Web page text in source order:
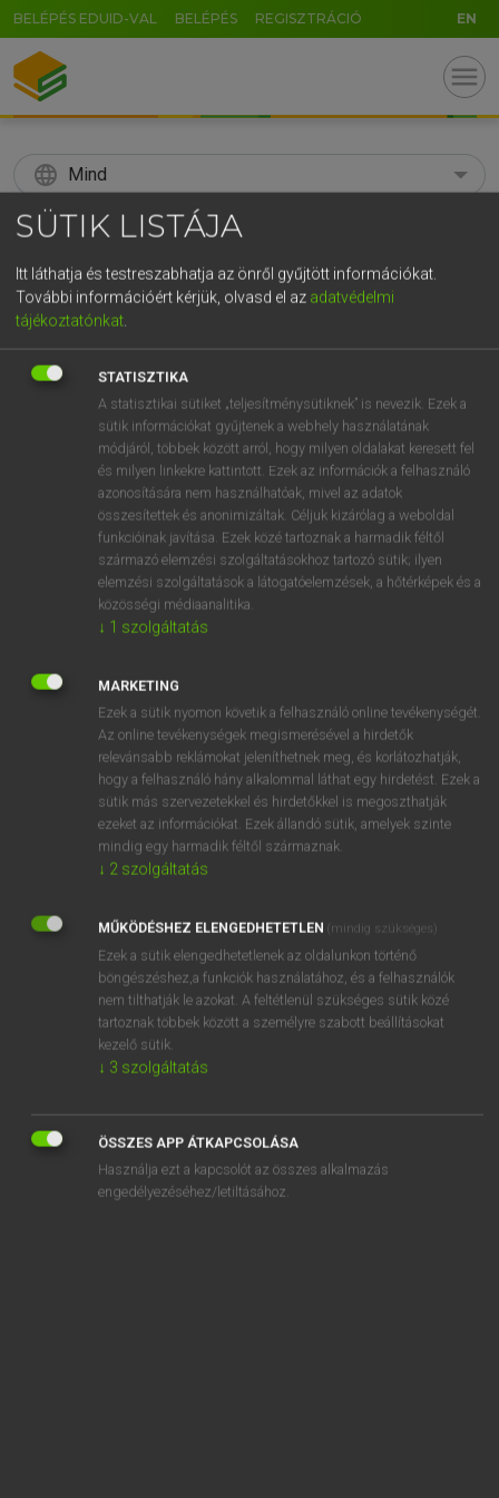
BELÉPÉS EDUID-VAL BELÉPÉS REGISZTRÁCIÓ EN
menu
language Mind
search
KERESÉS
Díjmentes angol szótár
zygodactyl mn/fn kúszólábú
⚲ zygodactylkeresése szótárainkban
DÍJMENTES ANGOL SZÓTÁR
zűrzavar
zűrzavaros
zygodactyl
zygomorphic
SZOTAR.NET APPLIKÁCIÓ
ONLINE NYELVVIZSGA
SÜTIK LISTÁJA
Itt láthatja és testreszabhatja az önről gyűjtött információkat.
További információért kérjük, olvasd el az adatvédelmi
tájékoztatónkat
STATISZTIKA
A statisztikai sütiket „teljesítménysütiknek” is nevezik. Ezek a
sütik információkat gyűjtenek a webhely használatának
módjáról, többek között arról, hogy milyen oldalakat keresett fel
és milyen linkekre kattintott. Ezek az információk a felhasználó
azonosítására nem használhatóak, mivel az adatok
összesítettek és anonimizáltak. Céljuk kizárólag a weboldal
funkcióinak javítása. Ezek közé tartoznak a harmadik féltől
származó elemzési szolgáltatásokhoz tartozó sütik; ilyen
elemzési szolgáltatások a látogatóelemzések, a hőtérképek és a
közösségi médiaanalitika.
↓ 1 szolgáltatás
MARKETING
Ezek a sütik nyomon követik a felhasználó online tevékenységét.
Az online tevékenységek megismerésével a hirdetők
relevánsabb reklámokat jeleníthetnek meg, és korlátozhatják,
hogy a felhasználó hány alkalommal láthat egy hirdetést. Ezek a
sütik más szervezetekkel és hirdetőkkel is megoszthatják
ezeket az információkat. Ezek állandó sütik, amelyek szinte
mindig egy harmadik féltől származnak.
↓ 2 szolgáltatás
MŰKÖDÉSHEZ ELENGEDHETETLEN (mindig szükséges)
Ezek a sütik elengedhetetlenek az oldalunkon történő
böngészéshez,a funkciók használatához, és a felhasználók
nem tilthatják le azokat. A feltétlenül szükséges sütik közé
tartoznak többek között a személyre szabott beállításokat
kezelő sütik.
↓ 3 szolgáltatás
ÖSSZES APP ÁTKAPCSOLÁSA
Használja ezt a kapcsolót az összes alkalmazás
engedélyezéséhez/letiltásához.
GR
5 6 7 8 9 ö ü ó
r t z u i o p ő ú
k l ű
n m , . AltGr